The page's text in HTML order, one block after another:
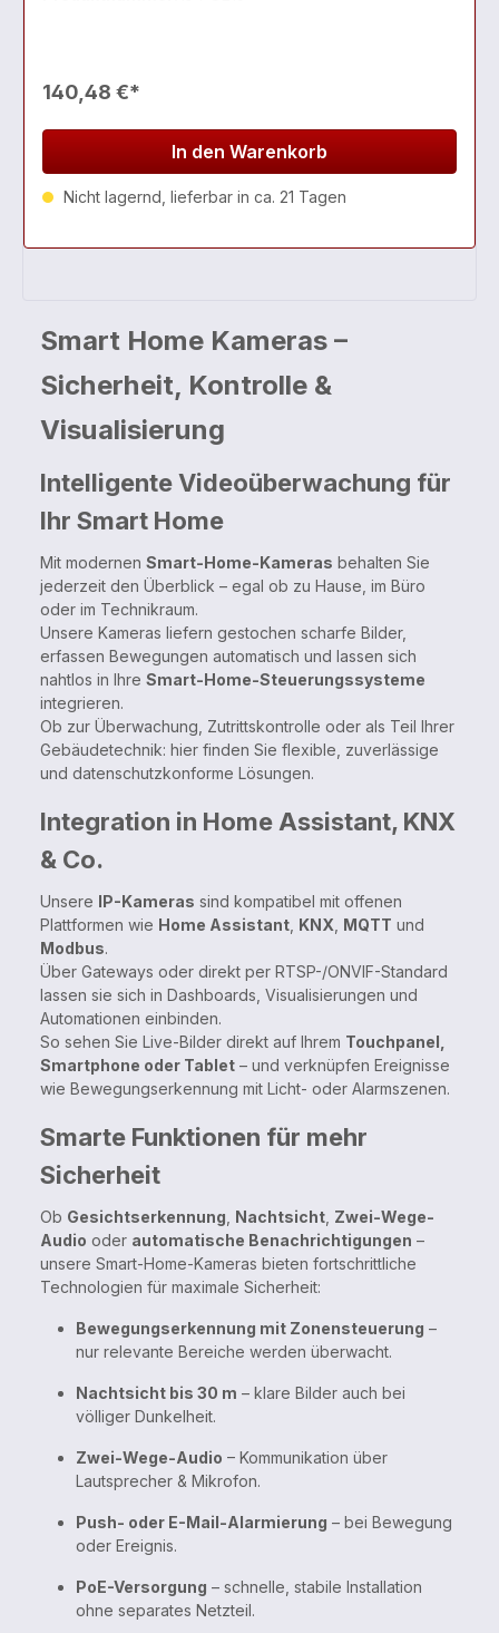
140,48 €*
In den Warenkorb
Nicht lagernd, lieferbar in ca. 21 Tagen
Smart Home Kameras –
Sicherheit, Kontrolle &
Visualisierung
Intelligente Videoüberwachung für
Ihr Smart Home
Mit modernen Smart-Home-Kameras behalten Sie
jederzeit den Überblick – egal ob zu Hause, im Büro
oder im Technikraum.
Unsere Kameras liefern gestochen scharfe Bilder,
erfassen Bewegungen automatisch und lassen sich
nahtlos in Ihre Smart-Home-Steuerungssysteme
integrieren.
Ob zur Überwachung, Zutrittskontrolle oder als Teil Ihrer
Gebäudetechnik: hier finden Sie flexible, zuverlässige
und datenschutzkonforme Lösungen.
Integration in Home Assistant, KNX
& Co.
Unsere IP-Kameras sind kompatibel mit offenen
Plattformen wie Home Assistant KNX MQTT und
Modbus.
Über Gateways oder direkt per RTSP-/ONVIF-Standard
lassen sie sich in Dashboards, Visualisierungen und
Automationen einbinden.
So sehen Sie Live-Bilder direkt auf Ihrem Touchpanel,
Smartphone oder Tablet – und verknüpfen Ereignisse
wie Bewegungserkennung mit Licht- oder Alarmszenen.
Smarte Funktionen für mehr
Sicherheit
Ob Gesichtserkennung Nachtsicht Zwei-Wege-
Audio oder automatische Benachrichtigungen –
unsere Smart-Home-Kameras bieten fortschrittliche
Technologien für maximale Sicherheit:
Bewegungserkennung mit Zonensteuerung –
nur relevante Bereiche werden überwacht.
Nachtsicht bis 30 m – klare Bilder auch bei
völliger Dunkelheit.
Zwei-Wege-Audio – Kommunikation über
Lautsprecher & Mikrofon.
Push- oder E-Mail-Alarmierung – bei Bewegung
oder Ereignis.
PoE-Versorgung – schnelle, stabile Installation
ohne separates Netzteil.